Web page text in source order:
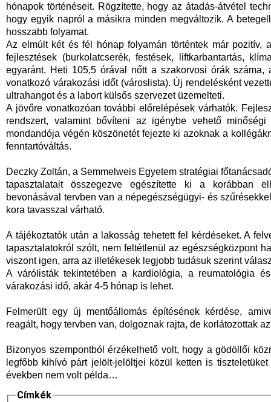
hónapok történéseit. Rögzítette, hogy az átadás-átvétel
hogy egyik napról a másikra minden megváltozik. A
hosszabb folyamat.
Az elmúlt két és fél hónap folyamán történtek már pozitív,
fejlesztések (burkolatcserék, festések, liftkarbantartás,
egyaránt. Heti 105,5 órával nőtt a szakorvosi órák
vonatkozó várakozási időt (városlista). Új rendelésként
ultrahangot és a labort külsős szervezet üzemelteti.
A jövőre vonatkozóan további előrelépések várhatók.
rendszert, valamint bővíteni az igénybe vehető
mondandója végén köszönetét fejezte ki azoknak a
fenntartóváltás.
Deczky Zoltán, a Semmelweis Egyetem stratégiai
tapasztalatait összegezve egészítette ki a korábban
bevonásával tervben van a népegészségügyi- és
kora tavasszal várható.
A tájékoztatók után a lakosság tehetett fel kérdéseket. A
tapasztalatokról szólt, nem feltétlenül az egészségközpont
viszont igen, arra az illetékesek legjobb tudásuk szerint
A várólisták tekintetében a kardiológia, a reumatológia
várakozási idő, akár 4-5 hónap is lehet.
Felmerült egy új mentőállomás építésének kérdése,
reagált, hogy tervben van, dolgoznak rajta, de korlátozottak
Bizonyos szempontból érzékelhető volt, hogy a gödöllői
legfőbb kihívó párt jelölt-jelöltjei közül ketten is
években nem volt példa…
Címkék